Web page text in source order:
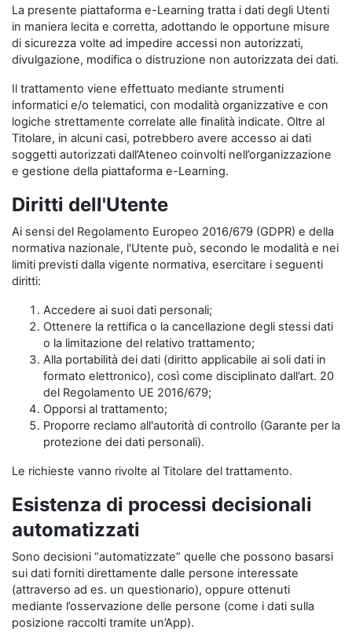
La presente piattaforma e-Learning tratta i dati degli Utenti
in maniera lecita e corretta, adottando le opportune misure
di sicurezza volte ad impedire accessi non autorizzati,
divulgazione, modifica o distruzione non autorizzata dei dati.
Il trattamento viene effettuato mediante strumenti
informatici e/o telematici, con modalità organizzative e con
logiche strettamente correlate alle finalità indicate. Oltre al
Titolare, in alcuni casi, potrebbero avere accesso ai dati
soggetti autorizzati dall’Ateneo coinvolti nell’organizzazione
e gestione della piattaforma e-Learning.
Diritti dell'Utente
Ai sensi del Regolamento Europeo 2016/679 (GDPR) e della
normativa nazionale, l'Utente può, secondo le modalità e nei
limiti previsti dalla vigente normativa, esercitare i seguenti
diritti:
Accedere ai suoi dati personali;
Ottenere la rettifica o la cancellazione degli stessi dati
o la limitazione del relativo trattamento;
Alla portabilità dei dati (diritto applicabile ai soli dati in
formato elettronico), così come disciplinato dall’art. 20
del Regolamento UE 2016/679;
Opporsi al trattamento;
Proporre reclamo all'autorità di controllo (Garante per la
protezione dei dati personali).
Le richieste vanno rivolte al Titolare del trattamento.
Esistenza di processi decisionali
automatizzati
Sono decisioni “automatizzate” quelle che possono basarsi
sui dati forniti direttamente dalle persone interessate
(attraverso ad es. un questionario), oppure ottenuti
mediante l’osservazione delle persone (come i dati sulla
posizione raccolti tramite un’App).